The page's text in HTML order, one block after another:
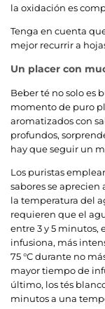
la oxidación es
Tenga en cuenta
mejor recurrir a
Un placer con
Beber té no solo es
momento de puro
aromatizados con
profundos,
hay que seguir un
Los puristas
sabores se
la temperatura del
requieren que el
entre 3 y 5 minutos,
infusiona, más
75 °C durante no
mayor tiempo de
último, los tés
minutos a una